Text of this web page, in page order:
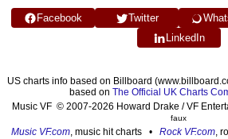
Facebook Twitter
LinkedIn
US charts info based on Billboard
based on The Official UK Charts
Music VF © 2007-2026 Howard Drake / VF
faux
Music VF.com, music hit charts • Rock VF.com,